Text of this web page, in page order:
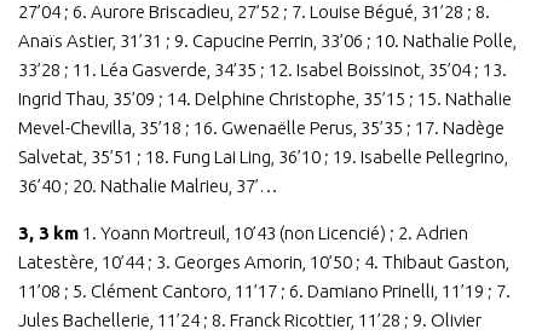
27’04 ; 6. Aurore Briscadieu, 27’52 ; 7. Louise Bégué, 31’28 ; 8.
Anaïs Astier, 31’31 ; 9. Capucine Perrin, 33’06 ; 10. Nathalie Polle,
33’28 ; 11. Léa Gasverde, 34’35 ; 12. Isabel Boissinot, 35’04 ; 13.
Ingrid Thau, 35’09 ; 14. Delphine Christophe, 35’15 ; 15. Nathalie
Mevel-Chevilla, 35’18 ; 16. Gwenaëlle Perus, 35’35 ; 17. Nadège
Salvetat, 35’51 ; 18. Fung Lai Ling, 36’10 ; 19. Isabelle Pellegrino,
36’40 ; 20. Nathalie Malrieu, 37’…
3, 3 km 1. Yoann Mortreuil, 10’43 (non Licencié) ; 2. Adrien
Latestère, 10’44 ; 3. Georges Amorin, 10’50 ; 4. Thibaut Gaston,
11’08 ; 5. Clément Cantoro, 11’17 ; 6. Damiano Prinelli, 11’19 ; 7.
Jules Bachellerie, 11’24 ; 8. Franck Ricottier, 11’28 ; 9. Olivier